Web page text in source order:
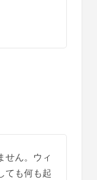
せん。ウィ
ても何も起